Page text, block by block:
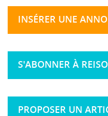
INSÉRER UNE
S'ABONNER À REISO
PROPOSER UN